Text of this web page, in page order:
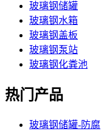
玻璃钢储罐
玻璃钢水箱
玻璃钢盖板
玻璃钢泵站
玻璃钢化粪池
热门产品
玻璃钢储罐-防腐